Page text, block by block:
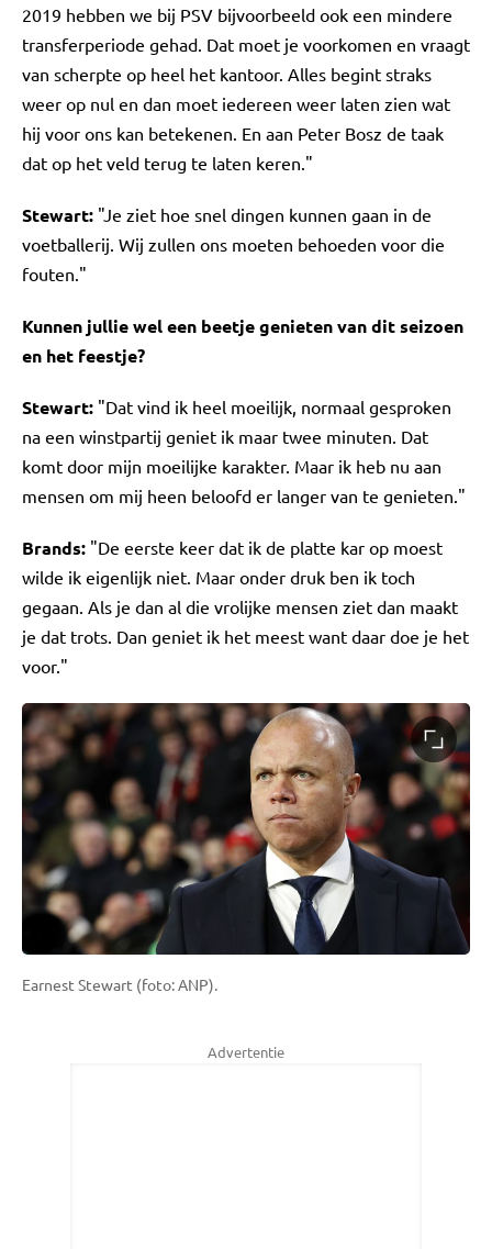
2019 hebben we bij PSV bijvoorbeeld ook een mindere
transferperiode gehad. Dat moet je voorkomen en vraagt
van scherpte op heel het kantoor. Alles begint straks
weer op nul en dan moet iedereen weer laten zien wat
hij voor ons kan betekenen. En aan Peter Bosz de taak
dat op het veld terug te laten keren."
Stewart: "Je ziet hoe snel dingen kunnen gaan in de
voetballerij. Wij zullen ons moeten behoeden voor die
fouten."
Kunnen jullie wel een beetje genieten van dit seizoen
en het feestje?
Stewart: "Dat vind ik heel moeilijk, normaal gesproken
na een winstpartij geniet ik maar twee minuten. Dat
komt door mijn moeilijke karakter. Maar ik heb nu aan
mensen om mij heen beloofd er langer van te genieten."
Brands: "De eerste keer dat ik de platte kar op moest
wilde ik eigenlijk niet. Maar onder druk ben ik toch
gegaan. Als je dan al die vrolijke mensen ziet dan maakt
je dat trots. Dan geniet ik het meest want daar doe je het
voor."
Earnest Stewart (foto: ANP).
Advertentie